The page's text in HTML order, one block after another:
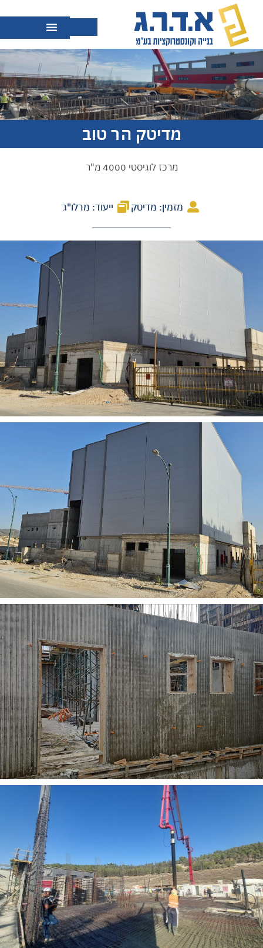
מדיטק הר טוב
מרכז לוגיסטי 4000 מ"ר
מזמין: מדיטק ייעוד: מרלו"ג